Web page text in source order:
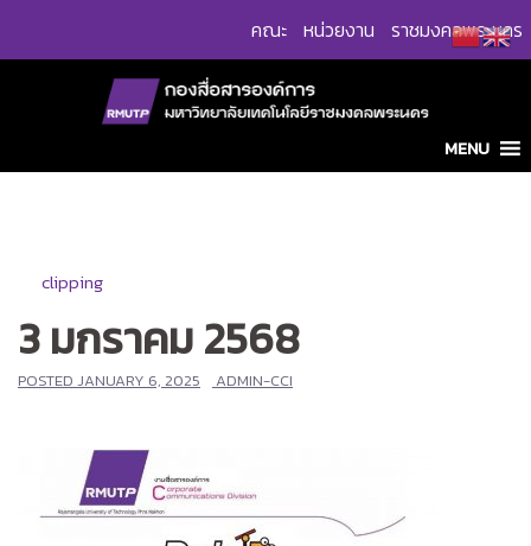
คณะ หน่วยงาน ราชมงคลพระนคร
MENU
clipping
3 มกราคม 2568
POSTED JANUARY 6, 2025 ADMIN-CCI